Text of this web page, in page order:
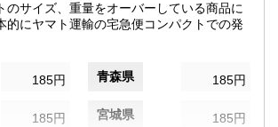
サイズ、重量をオーバーしている商品に
的にヤマト運輸の宅急便コンパクトでの発
185円 青森県 185円
185円 宮城県 185円